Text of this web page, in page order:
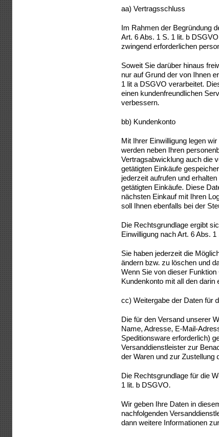
aa) Vertragsschluss
Im Rahmen der Begründung
Art. 6 Abs. 1 S. 1 lit. b
zwingend erforderlichen
Soweit Sie darüber hinaus
nur auf Grund der von Ihnen
1 lit a DSGVO verarbeitet.
einen kundenfreundlichen
verbessern.
bb) Kundenkonto
Mit Ihrer Einwilligung legen
werden neben Ihren
Vertragsabwicklung auch die
getätigten Einkäufe
jederzeit aufrufen und
getätigten Einkäufe. Diese
nächsten Einkauf mit Ihren
soll Ihnen ebenfalls bei der
Die Rechtsgrundlage ergibt
Einwilligung nach Art. 6 Abs.
Sie haben jederzeit die
ändern bzw. zu löschen und
Wenn Sie von dieser
Kundenkonto mit all den darin
cc) Weitergabe der Daten für
Die für den Versand unserer
Name, Adresse, E-Mail-
Speditionsware erforderlich)
Versanddienstleister zur
der Waren und zur Zustellung
Die Rechtsgrundlage für die
1 lit. b DSGVO.
Wir geben Ihre Daten in
nachfolgenden
dann weitere Informationen